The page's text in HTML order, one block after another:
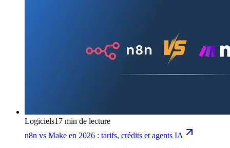
Logiciels17 min de lecture
n8n vs Make en 2026 : tarifs, crédits et agents IA